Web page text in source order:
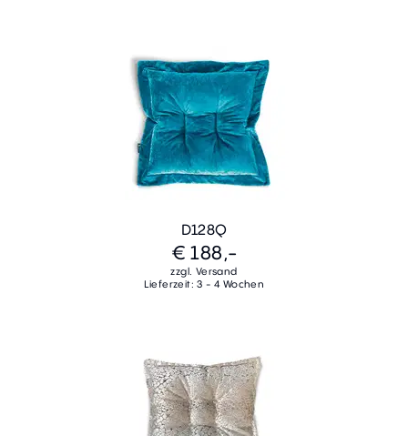
D128Q
€ 188,-
zzgl. Versand
Lieferzeit: 3 - 4 Wochen